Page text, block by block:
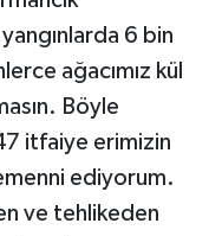
6 bin
ağacımız kül
Böyle
itfaiye erimizin
ediyorum.
ve tehlikeden